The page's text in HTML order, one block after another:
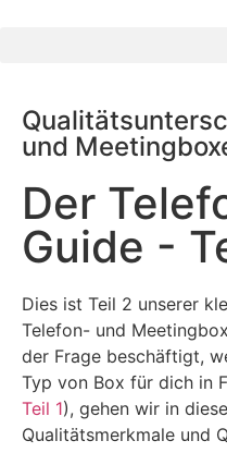
und
Der
Guide -
Dies ist Teil 2 unserer
Telefon- und
der Frage beschäftigt,
Typ von Box für dich in
Teil 1), gehen wir in
Qualitätsmerkmale und